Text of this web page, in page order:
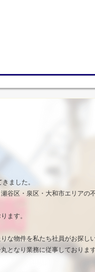
ました。
谷区・泉区・大和市エリアの
ます。
な物件を私たち社員がお探しい
となり業務に従事しております